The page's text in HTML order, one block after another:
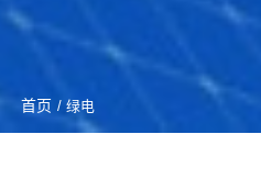
首页 / 绿电